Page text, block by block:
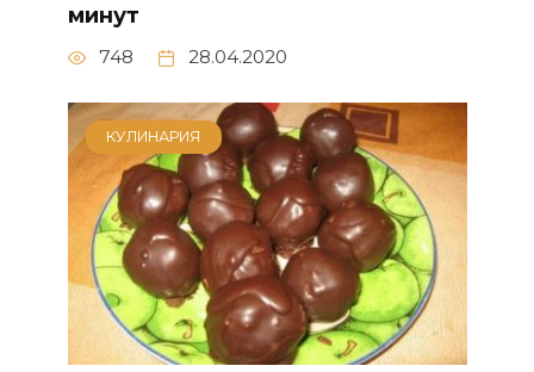
минут
748 28.04.2020
КУЛИНАРИЯ